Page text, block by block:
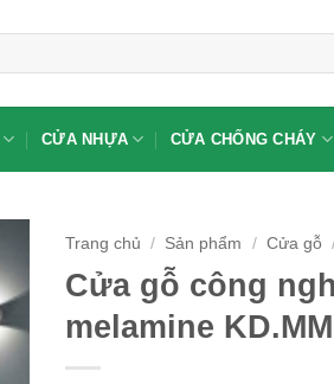
CỬA NHỰA CỬA CHỐNG CHÁY
Trang chủ / Sản phẩm / Cửa gỗ
Cửa gỗ công
melamine